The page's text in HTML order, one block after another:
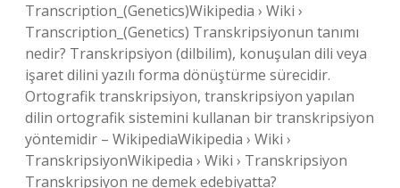
Transcription_(Genetics)Wikipedia › Wiki ›
Transcription_(Genetics) Transkripsiyonun tanımı
nedir? Transkripsiyon (dilbilim), konuşulan dili veya
işaret dilini yazılı forma dönüştürme sürecidir.
Ortografik transkripsiyon, transkripsiyon yapılan
dilin ortografik sistemini kullanan bir transkripsiyon
yöntemidir – WikipediaWikipedia › Wiki ›
TranskripsiyonWikipedia › Wiki › Transkripsiyon
Transkripsiyon ne demek edebiyatta?